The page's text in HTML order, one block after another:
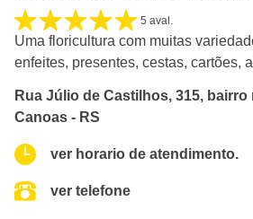
5 aval.
Uma floricultura com muitas
enfeites, presentes, cestas, cartões,
Rua Júlio de Castilhos, 315,
Canoas - RS
ver horario de atendimento.
ver telefone